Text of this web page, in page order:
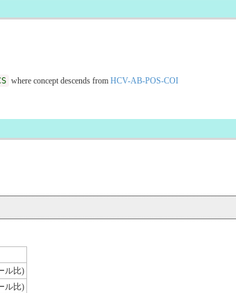
where concept descends from HCV-AB-POS-COI
ル比)
ル比)